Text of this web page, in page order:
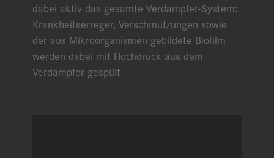
dabei aktiv das gesamte Verdampfer-System:
Krankheitserreger, Verschmutzungen sowie
der aus Mikroorganismen gebildete Biofilm
werden dabei mit Hochdruck aus dem
Verdampfer gespült.